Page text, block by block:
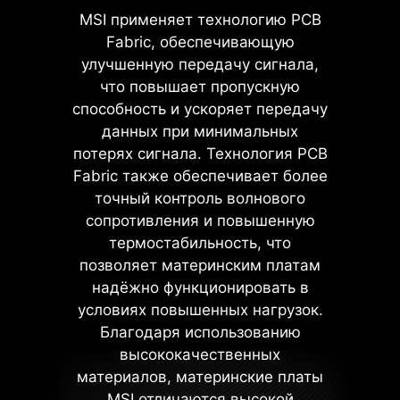
22H2.
MSI применяет технологию PCB
Fabric, обеспечивающую
улучшенную передачу сигнала,
что повышает пропускную
способность и ускоряет передачу
данных при минимальных
потерях сигнала. Технология PCB
Fabric также обеспечивает более
точный контроль волнового
сопротивления и повышенную
термостабильность, что
позволяет материнским платам
надёжно функционировать в
условиях повышенных нагрузок.
Благодаря использованию
высококачественных
материалов, материнские платы
модулей памяти.
MSI BIOS представил новую
функцию Latency Killer для всех
материнских плат с разъёмом
AM5. Пользователи могут
активировать Latency Killer в BIOS
РАЗЪЕМОВ ПИТАНИЯ С
ЦЕЛЬНЫМИ КОНТАКТАМИ
Увеличенная площадь
контакта улучшает
стабильность
электропитания.
Низкое сопротивление
способствует эффективной
передаче электрического
тока.
Цельные контакты являются
более крепкими, чем полые.
Подходят для работы с
токами большой силы.